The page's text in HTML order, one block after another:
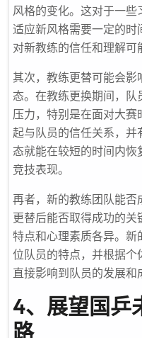
风格的变化。这对于一些
适应新风格需要一定的时
对新教练的信任和理解可
其次，教练更替可能会
态。在教练更换期间，
压力，特别是在面对大
起与队员的信任关系，
态就能在较短的时间内
竞技表现。
再者，新的教练团队能否
更替后能否取得成功的
特点和心理素质各异。
位队员的特点，并根据
直接影响到队员的发展和
4、展望国乒
路